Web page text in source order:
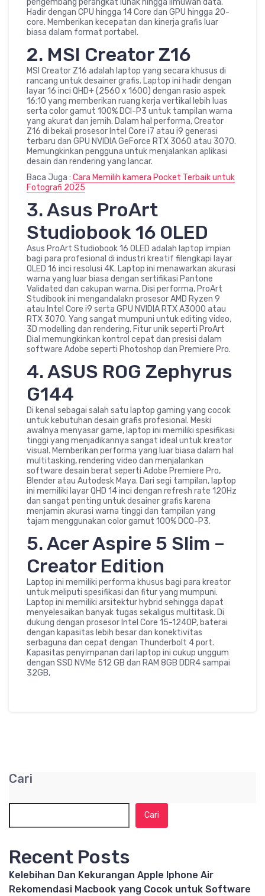
pengembang perangkat lunak hingga ilmuwan data.
Hadir dengan CPU hingga 14 Core dan GPU hingga 20-
core. Memberikan kecepatan dan kinerja grafis luar
biasa dalam format portabel.
2. MSI Creator Z16
MSI Creator Z16 adalah laptop yang secara khusus di
rancang untuk desainer grafis. Laptop ini hadir dengan
layar 16 inci QHD+ (2560 x 1600) dengan rasio aspek
16:10 yang memberikan ruang kerja vertikal lebih luas
serta color gamut 100% DCI-P3 untuk tampilan warna
yang akurat dan jernih. Dalam hal performa, Creator
Z16 di bekali prosesor Intel Core i7 atau i9 generasi
terbaru dan GPU NVIDIA GeForce RTX 3060 atau 3070.
Memungkinkan pengguna untuk menjalankan aplikasi
desain dan rendering yang lancar.
Baca Juga : Cara Memilih kamera Pocket Terbaik untuk
Fotografi 2025
3. Asus ProArt
Studiobook 16 OLED
Asus ProArt Studiobook 16 OLED adalah laptop impian
bagi para profesional di industri kreatif filengkapi layar
OLED 16 inci resolusi 4K. Laptop ini menawarkan akurasi
warna yang luar biasa dengan sertifikasi Pantone
Validated dan cakupan warna. Disi performa, ProArt
Studibook ini mengandalakn prosesor AMD Ryzen 9
atau Intel Core i9 serta GPU NVIDIA RTX A3000 atau
RTX 3070. Yang sangat mumpuni untuk editing video,
3D modelling dan rendering. Fitur unik seperti ProArt
Dial memungkinkan kontrol cepat dan presisi dalam
software Adobe seperti Photoshop dan Premiere Pro.
4. ASUS ROG Zephyrus
G144
Di kenal sebagai salah satu laptop gaming yang cocok
untuk kebutuhan desain grafis profesional. Meski
awalnya menyasar game, laptop ini memiliki spesifikasi
tinggi yang menjadikannya sangat ideal untuk kreator
visual. Memberikan performa yang luar biasa dalam hal
multitasking, rendering video dan menjalankan
software desain berat seperti Adobe Premiere Pro,
Blender atau Autodesk Maya. Dari segi tampilan, laptop
ini memiliki layar QHD 14 inci dengan refresh rate 120Hz
dan sangat penting untuk desainer grafis karena
menjamin akurasi warna tinggi dan tampilan yang
tajam menggunakan color gamut 100% DCO-P3.
5. Acer Aspire 5 Slim –
Creator Edition
Laptop ini memiliki performa khusus bagi para kreator
untuk meliputi spesifikasi dan fitur yang mumpuni.
Laptop ini memiliki arsitektur hybrid sehingga dapat
menyelesaikan banyak tugas sekaligus multitask. Di
dukung dengan prosesor Intel Core 15-1240P, baterai
dengan kapasitas lebih besar dan konektivitas
serbaguna dan cepat dengan Thunderbolt 4 port.
Kapasitas penyimpanan dari laptop ini cukup unggum
dengan SSD NVMe 512 GB dan RAM 8GB DDR4 sampai
32GB,
Cari
Cari
Recent Posts
Kelebihan Dan Kekurangan Apple Iphone Air
Rekomendasi Macbook yang Cocok untuk Software